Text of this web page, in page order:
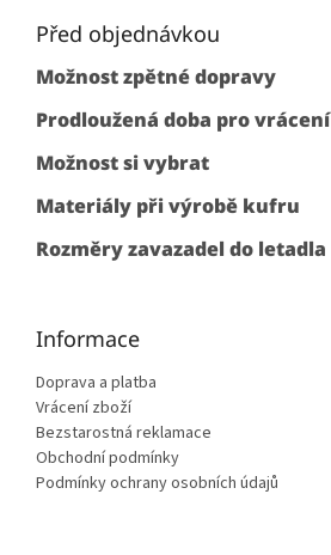
í
r
y
v
ý
p
Před objednávkou
Možnost zpětné dopravy
Prodloužená doba pro vrácení
Možnost si vybrat
Materiály při výrobě kufru
Rozměry zavazadel do letadla
Informace
Doprava a platba
Vrácení zboží
Bezstarostná reklamace
Obchodní podmínky
Podmínky ochrany osobních údajů